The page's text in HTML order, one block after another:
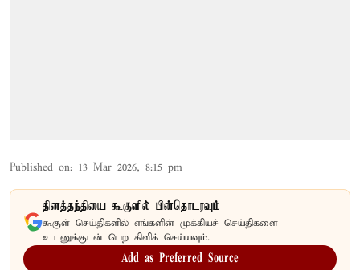
Published on: 13 Mar 2026, 8:15 pm
தினத்தந்தியை கூகுளில் பின்தொடரவும்
கூகுள் செய்திகளில் எங்களின் முக்கியச் செய்திகளை
உடனுக்குடன் பெற கிளிக் செய்யவும்.
Add as Preferred Source